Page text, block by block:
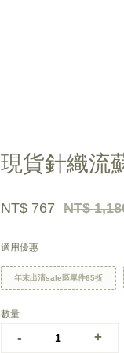
現貨針織流
NT$ 767 NT$
適用優惠
年末出清sale區單件65折
數量
- +